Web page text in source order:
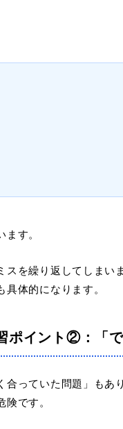
す。
を繰り返してしまい
体的になります。
ポイント②：「
っていた問題」もあ
険です。